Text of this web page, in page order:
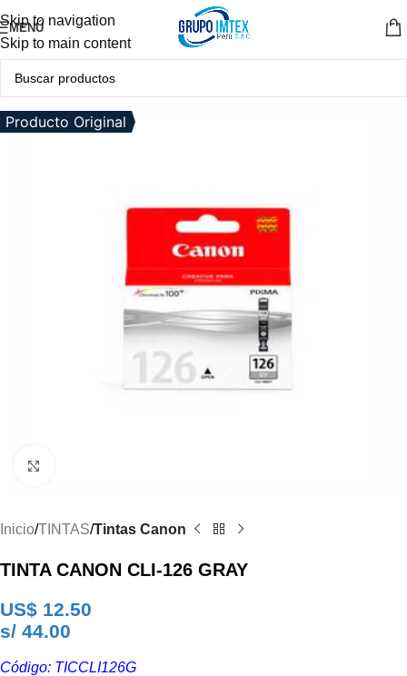
Skip to navigation
Skip to main content
MENÚ
Producto Original
Inicio TINTAS Tintas Canon
TINTA CANON CLI-126 GRAY
US$ 12.50
s/ 44.00
Código: TICCLI126G